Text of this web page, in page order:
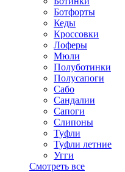
Ботфорты
Кеды
Кроссовки
Лоферы
Мюли
Полуботинки
Полусапоги
Сабо
Сандалии
Сапоги
Слипоны
Туфли
Туфли летние
Угги
Смотреть все